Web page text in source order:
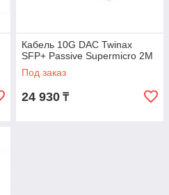
Кабель 10G DAC Twinax
SFP+ Passive Supermicro 2M
Под заказ
24 930 ₸